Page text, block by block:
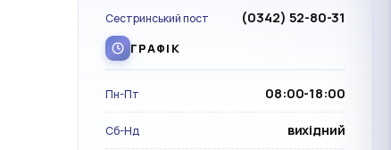
Сестринський пост (0342) 52-80-31
ГРАФІК
Пн-Пт 08:00-18:00
Сб-Нд вихідний